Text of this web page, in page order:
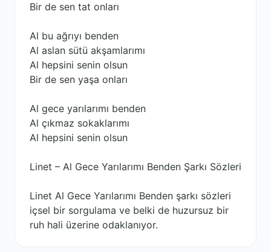
Bir de sen tat onları
Al bu ağrıyı benden
Al aslan sütü akşamlarımı
Al hepsini senin olsun
Bir de sen yaşa onları
Al gece yarılarımı benden
Al çıkmaz sokaklarımı
Al hepsini senin olsun
Linet – Al Gece Yarılarımı Benden Şarkı Sözleri
Linet Al Gece Yarılarımı Benden şarkı sözleri
içsel bir sorgulama ve belki de huzursuz bir
ruh hali üzerine odaklanıyor.